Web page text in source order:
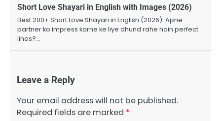
Short Love Shayari in English with Images (2026)
Best 200+ Short Love Shayari in English (2026): Apne
partner ko impress karne ke liye dhund rahe hain perfect
lines?…
Leave a Reply
Your email address will not be published.
Required fields are marked *